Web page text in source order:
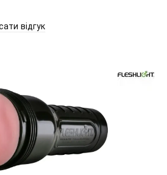
відгук